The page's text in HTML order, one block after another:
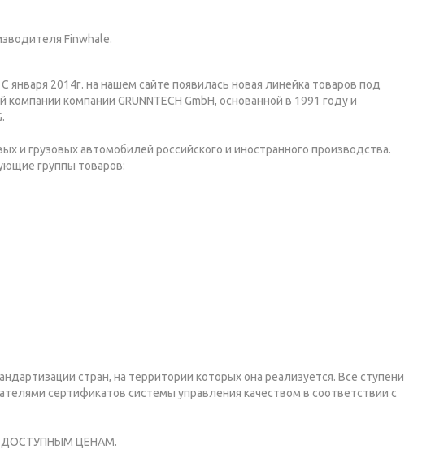
Finwhale.
2014г. на нашем сайте появилась новая линейка товаров под
компании GRUNNTECH GmbH, основанной в 1991 году и
и грузовых автомобилей российского и иностранного производства.
группы товаров:
стран, на территории которых она реализуется. Все ступени
сертификатов системы управления качеством в соответствии с
ДОСТУПНЫМ ЦЕНАМ.